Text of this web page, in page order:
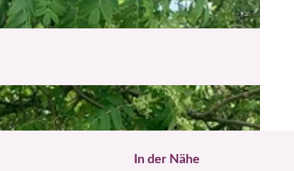
In der Nähe